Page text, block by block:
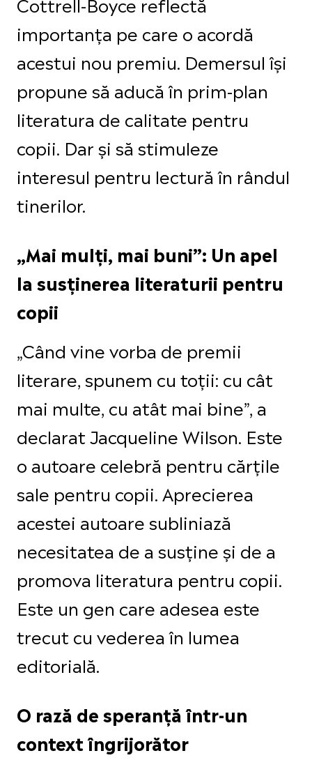
importanța pe care o acordă
acestui nou premiu. Demersul își
propune să aducă în prim-plan
literatura de calitate pentru
copii. Dar și să stimuleze
interesul pentru lectură în rândul
tinerilor.
„Mai mulți, mai buni”: Un apel
la susținerea literaturii pentru
copii
„Când vine vorba de premii
literare, spunem cu toții: cu cât
mai multe, cu atât mai bine”, a
declarat Jacqueline Wilson. Este
o autoare celebră pentru cărțile
sale pentru copii. Aprecierea
acestei autoare subliniază
necesitatea de a susține și de a
promova literatura pentru copii.
Este un gen care adesea este
trecut cu vederea în lumea
editorială.
O rază de speranță într-un
context îngrijorător